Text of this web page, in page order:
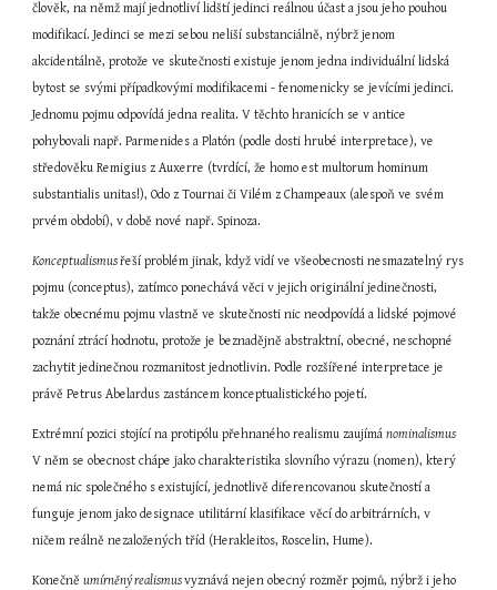
člověk, na němž mají jednotliví lidští jedinci reálnou účast a jsou jeho pouhou
modifikací. Jedinci se mezi sebou neliší substanciálně, nýbrž jenom
akcidentálně, protože ve skutečnosti existuje jenom jedna individuální lidská
bytost se svými případkovými modifikacemi - fenomenicky se jevícími jedinci.
Jednomu pojmu odpovídá jedna realita. V těchto hranicích se v antice
pohybovali např. Parmenides a Platón (podle dosti hrubé interpretace), ve
středověku Remigius z Auxerre (tvrdící, že homo est multorum hominum
substantialis unitas!), Odo z Tournai či Vilém z Champeaux (alespoň ve svém
prvém období), v době nové např. Spinoza.
Konceptualismus řeší problém jinak, když vidí ve všeobecnosti nesmazatelný rys
pojmu (conceptus), zatímco ponechává věci v jejich originální jedinečnosti,
takže obecnému pojmu vlastně ve skutečnosti nic neodpovídá a lidské pojmové
poznání ztrácí hodnotu, protože je beznadějně abstraktní, obecné, neschopné
zachytit jedinečnou rozmanitost jednotlivin. Podle rozšířené interpretace je
právě Petrus Abelardus zastáncem konceptualistického pojetí.
Extrémní pozici stojící na protipólu přehnaného realismu zaujímá
V něm se obecnost chápe jako charakteristika slovního výrazu (nomen), který
nemá nic společného s existující, jednotlivě diferencovanou skutečností a
funguje jenom jako designace utilitární klasifikace věcí do arbitrárních, v
ničem reálně nezaložených tříd (Herakleitos, Roscelin, Hume).
Konečně umírněný realismus vyznává nejen obecný rozměr pojmů, nýbrž i jeho